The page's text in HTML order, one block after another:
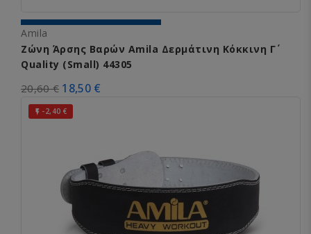
Amila
Ζώνη Άρσης Βαρών Amila Δερμάτινη Κόκκινη Γ΄
Quality (Small) 44305
20,60 € 18,50 €
 -2,40 €